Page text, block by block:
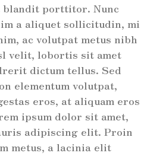
blandit porttitor. Nunc
a aliquet sollicitudin, mi
ac volutpat metus nibh
velit, lobortis sit amet
dictum tellus. Sed
elementum volutpat,
eros, at aliquam eros
ipsum dolor sit amet,
adipiscing elit. Proin
metus, a lacinia elit